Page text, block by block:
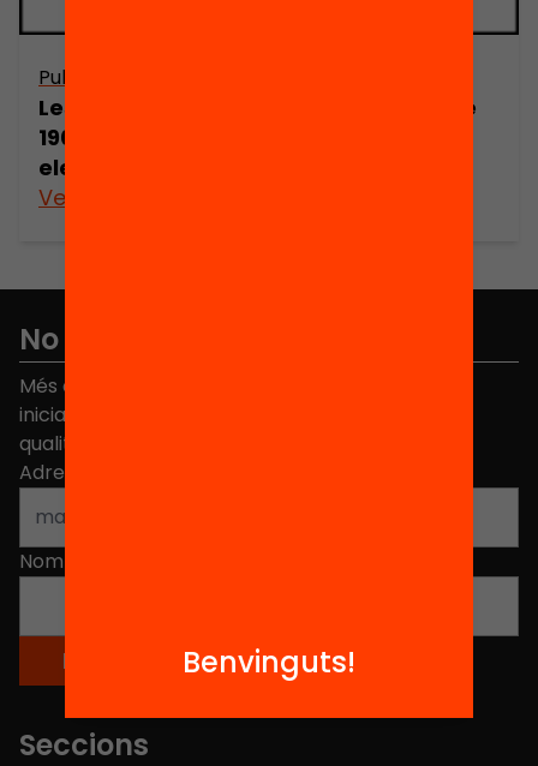
Publicació
Les eleccions generals a Catalunya de
1901 a 1923. Relació dels resultats
electorals de 1869 a 1899
Veure’n més
No et perdis res
Més de 40.000 persones ja han triat Equitat. Rep
iniciatives, propostes i projectes per millorar la
qualitat de l'educació a Catalunya.
Adreça electrònica
Nom
Seccions
Benvinguts!